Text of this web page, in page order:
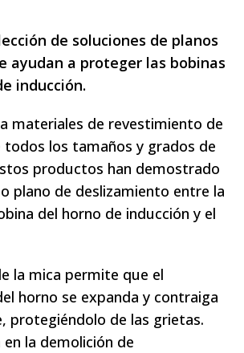
de soluciones de planos
ayudan a proteger las bobinas
inducción.
materiales de revestimiento de
todos los tamaños y grados de
productos han demostrado
plano de deslizamiento entre la
del horno de inducción y el
la mica permite que el
horno se expanda y contraiga
protegiéndolo de las grietas.
la demolición de